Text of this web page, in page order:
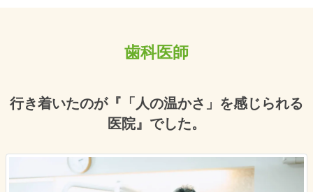
歯科医師
行き着いたのが『「人の温かさ」を感じられる
医院』でした。